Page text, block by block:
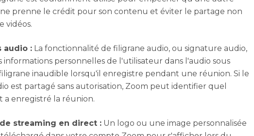
prenne le crédit pour son contenu et éviter le partage non
vidéos.
audio : La fonctionnalité de filigrane audio, ou signature audio,
informations personnelles de l'utilisateur dans l'audio sous
inaudible lorsqu'il enregistre pendant une réunion. Si le
est partagé sans autorisation, Zoom peut identifier quel
a enregistré la réunion.
streaming en direct : Un logo ou une image personnalisée